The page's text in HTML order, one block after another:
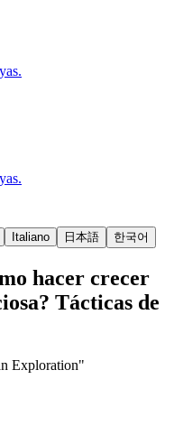
Italiano 日本語 한국어
hacer crecer
Tácticas de
Exploration"